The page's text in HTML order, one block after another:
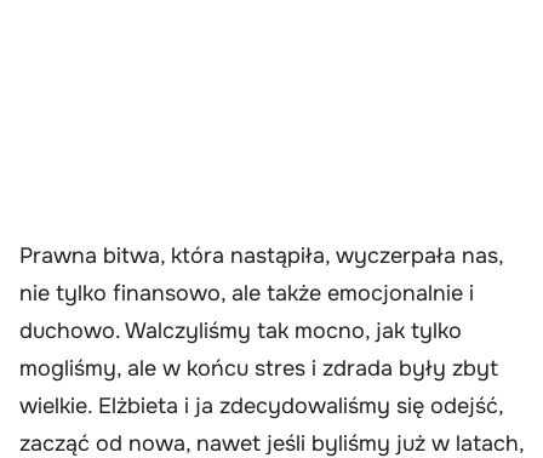
Prawna bitwa, która nastąpiła, wyczerpała nas,
nie tylko finansowo, ale także emocjonalnie i
duchowo. Walczyliśmy tak mocno, jak tylko
mogliśmy, ale w końcu stres i zdrada były zbyt
wielkie. Elżbieta i ja zdecydowaliśmy się odejść,
zacząć od nowa, nawet jeśli byliśmy już w latach,